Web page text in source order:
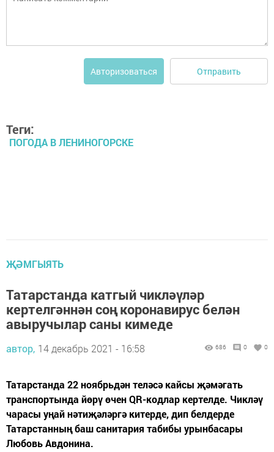
Авторизоваться Отправить
Теги:
ПОГОДА В ЛЕНИНОГОРСКЕ
ҖӘМГЫЯТЬ
Татарстанда катгый чикләүләр
кертелгәннән соң коронавирус белән
авыручылар саны кимеде
автор, 14 декабрь 2021 - 16:58 686 0 0
Татарстанда 22 ноябрьдән теләсә кайсы җәмәгать
транспортында йөрү өчен QR-кодлар кертелде. Чикләү
чарасы уңай нәтиҗәләргә китерде, дип белдерде
Татарстанның баш санитария табибы урынбасары
Любовь Авдонина.